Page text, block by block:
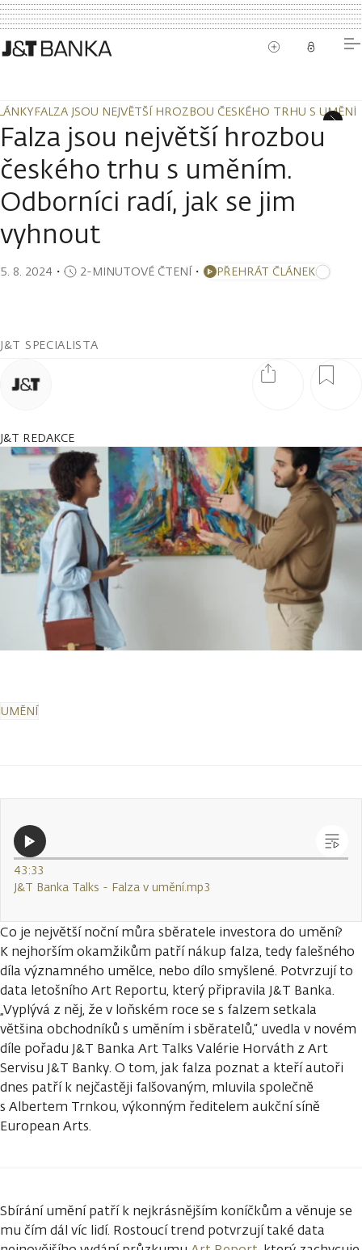
FALZA JSOU NEJVĚTŠÍ HROZBOU ČESKÉHO TRHU S
FALZA JSOU NEJVĚTŠÍ HROZBOU ČESKÉHO TRHU S
Falza jsou největší hrozbou
českého trhu s uměním.
Odborníci radí, jak se jim
vyhnout
5. 8. 2024 ・ 2-MINUTOVÉ ČTENÍ・ PŘEHRÁT ČLÁNEK
J&T SPECIALISTA
J&T REDAKCE
UMĚNÍ
43:33
J&T Banka Talks - Falza v umění.mp3
Co je největší noční můra sběratele investora do umění?
K nejhorším okamžikům patří nákup falza, tedy falešného
díla významného umělce, nebo dílo smyšlené. Potvrzují to
data letošního Art Reportu, který připravila J&T Banka.
„Vyplývá z něj, že v loňském roce se s falzem setkala
většina obchodníků s uměním i sběratelů,“ uvedla v novém
díle pořadu J&T Banka Art Talks Valérie Horváth z Art
Servisu J&T Banky. O tom, jak falza poznat a kteří autoři
dnes patří k nejčastěji falšovaným, mluvila společně
s Albertem Trnkou, výkonným ředitelem aukční síně
European Arts.
Sbírání umění patří k nejkrásnějším koníčkům a věnuje se
mu čím dál víc lidí. Rostoucí trend potvrzují také data